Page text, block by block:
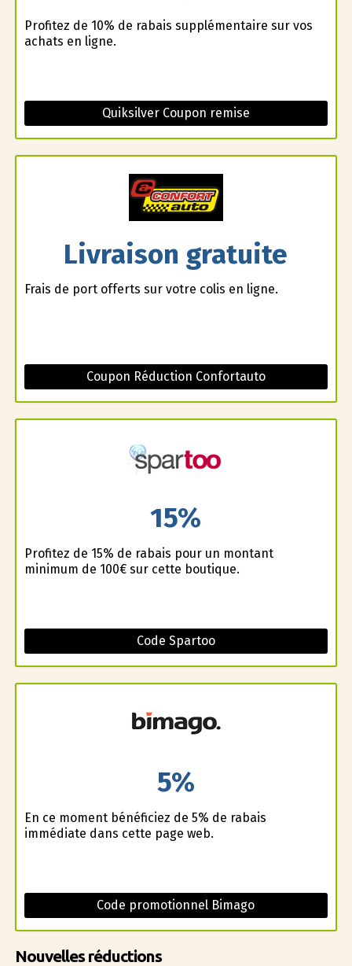
Profitez de 10% de rabais supplémentaire sur vos
achats en ligne.
Quiksilver Coupon remise
Livraison gratuite
Frais de port offerts sur votre colis en ligne.
Coupon Réduction Confortauto
15%
Profitez de 15% de rabais pour un montant
minimum de 100€ sur cette boutique.
Code Spartoo
5%
En ce moment bénéficiez de 5% de rabais
immédiate dans cette page web.
Code promotionnel Bimago
Nouvelles réductions